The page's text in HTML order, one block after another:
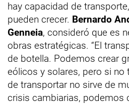
hay capacidad de
pueden crecer. Bernardo
Genneia, consideró que es
obras estratégicas. “El
de botella. Podemos crear
eólicos y solares, pero si no
de transportar no sirve de
crisis cambiarias, podemos